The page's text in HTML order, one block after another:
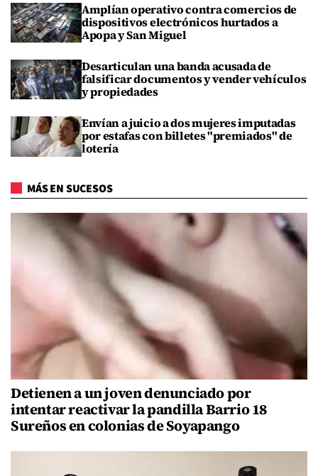
Amplían operativo contra comercios de
dispositivos electrónicos hurtados a
Apopa y San Miguel
Desarticulan una banda acusada de
falsificar documentos y vender vehículos
y propiedades
Envían a juicio a dos mujeres imputadas
por estafas con billetes "premiados" de
lotería
MÁS EN SUCESOS
Detienen a un joven denunciado por
intentar reactivar la pandilla Barrio 18
Sureños en colonias de Soyapango